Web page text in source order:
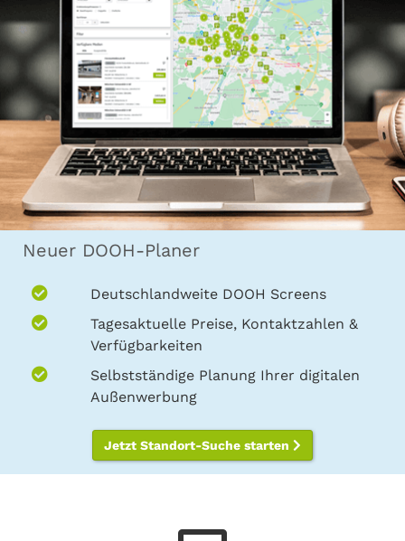
Neuer DOOH-Planer
Deutschlandweite DOOH Screens
Tagesaktuelle Preise, Kontaktzahlen &
Verfügbarkeiten
Selbstständige Planung Ihrer digitalen
Außenwerbung
Jetzt Standort-Suche starten